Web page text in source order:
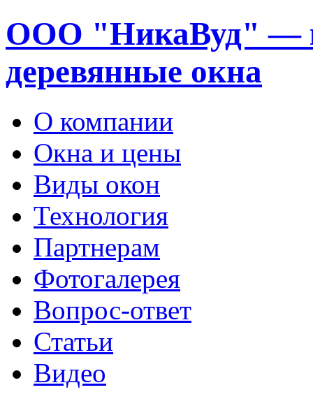
ООО "НикаВуд" —
деревянные окна
О компании
Окна и цены
Виды окон
Технология
Партнерам
Фотогалерея
Вопрос-ответ
Статьи
Видео